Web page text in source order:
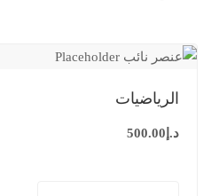
الرياضيات
د.إ 500.00